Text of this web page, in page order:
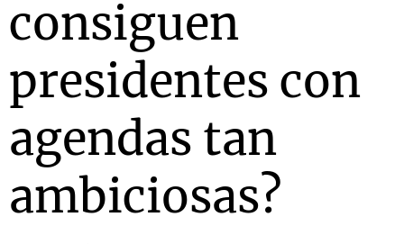
consiguen
presidentes con
agendas tan
ambiciosas?